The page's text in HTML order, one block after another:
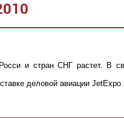
и стран СНГ растет. В
деловой авиации JetExpo